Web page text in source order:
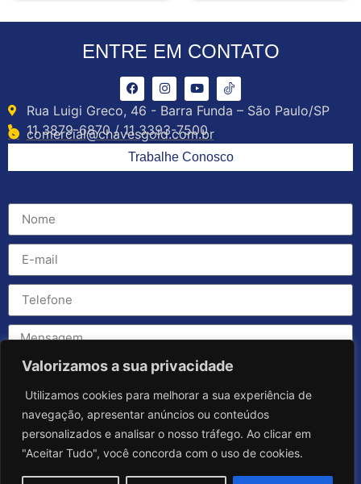
Valorizamos a sua privacidade
Utilizamos cookies para melhorar a sua experiência de
navegação, apresentar anúncios ou conteúdos
personalizados e analisar o nosso tráfego. Ao clicar em
"Aceitar Tudo", você concorda com o uso de cookies.
ENTRE EM CONTATO
Rua Luigi Greco, 46 - Barra Funda – São Paulo/SP
11 3879-6870 / 11 3393-7500
comercial@chavesgold.com.br
Trabalhe Conosco